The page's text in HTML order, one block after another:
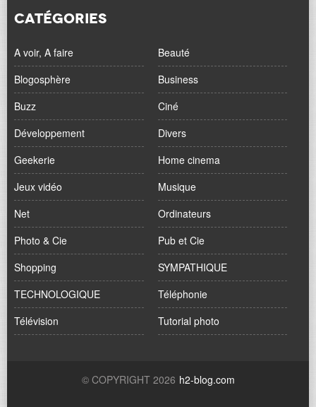
CATÉGORIES
A voir, A faire
Beauté
Blogosphère
Business
Buzz
Ciné
Développement
Divers
Geekerie
Home cinema
Jeux vidéo
Musique
Net
Ordinateurs
Photo & Cie
Pub et Cie
Shopping
SYMPATHIQUE
TECHNOLOGIQUE
Téléphonie
Télévision
Tutorial photo
© COPYRIGHT 2026 h2-blog.com